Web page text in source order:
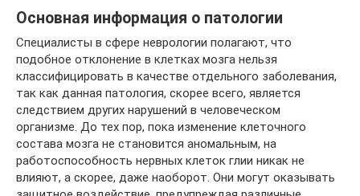
Основная информация о патологии
Специалисты в сфере неврологии полагают, что
подобное отклонение в клетках мозга нельзя
классифицировать в качестве отдельного заболевания,
так как данная патология, скорее всего, является
следствием других нарушений в человеческом
организме. До тех пор, пока изменение клеточного
состава мозга не становится аномальным, на
работоспособность нервных клеток глии никак не
влияют, а скорее, даже наоборот. Они могут оказывать